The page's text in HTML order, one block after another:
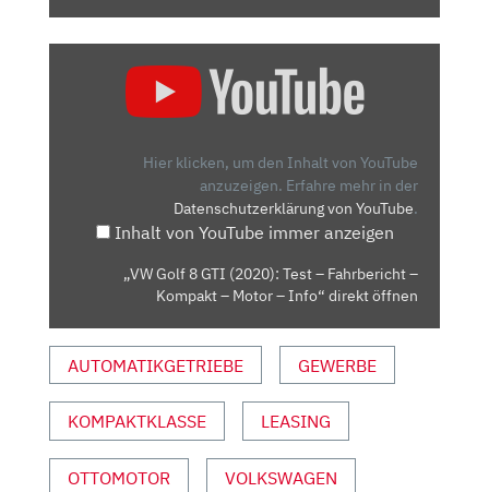
FAHRBERICHT
MOTOR
VON
YOUTUBE
ANZEIGEN
Hier klicken, um den Inhalt von YouTube
anzuzeigen. Erfahre mehr in der
Datenschutzerklärung von YouTube.
Inhalt von YouTube immer anzeigen
„VW Golf 8 GTI (2020): Test – Fahrbericht –
Kompakt – Motor – Info“ direkt öffnen
AUTOMATIKGETRIEBE GEWERBE
KOMPAKTKLASSE LEASING
OTTOMOTOR VOLKSWAGEN